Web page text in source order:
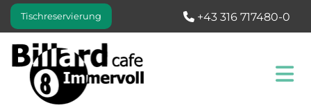
Tischreservierung  +43 316 717480-0